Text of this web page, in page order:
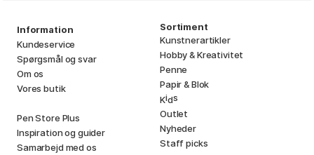
Information
Kundeservice
Spørgsmål og svar
Om os
Vores butik
Pen Store Plus
Inspiration og guider
Samarbejd med os
Sortiment
Kunstnerartikler
Hobby & Kreativitet
Penne
Papir & Blok
Kids
Outlet
Nyheder
Staff picks